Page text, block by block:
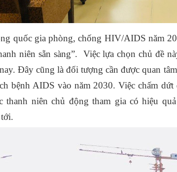
quốc gia phòng, chống HIV/AIDS năm
niên sẵn sàng”. Việc lựa chọn chủ đề
Đây cũng là đối tượng cần được quan
bệnh AIDS vào năm 2030. Việc chấm
thanh niên chủ động tham gia có hiệu